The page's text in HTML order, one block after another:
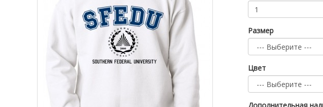
Размер
Цвет